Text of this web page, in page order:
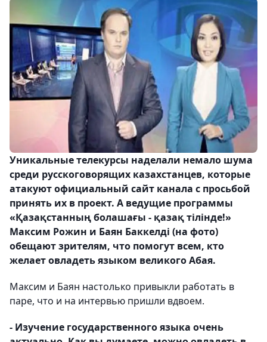
Уникальные телекурсы наделали немало шума
среди русскоговорящих казахстанцев, которые
атакуют официальный сайт канала с просьбой
принять их в проект. А ведущие программы
«Қазақстанның болашағы - қазақ тілінде!»
Максим Рожин и Баян Баккелді (на фото)
обещают зрителям, что помогут всем, кто
желает овладеть языком великого Абая.
Максим и Баян настолько привыкли работать в
паре, что и на интервью пришли вдвоем.
- Изучение государственного языка очень